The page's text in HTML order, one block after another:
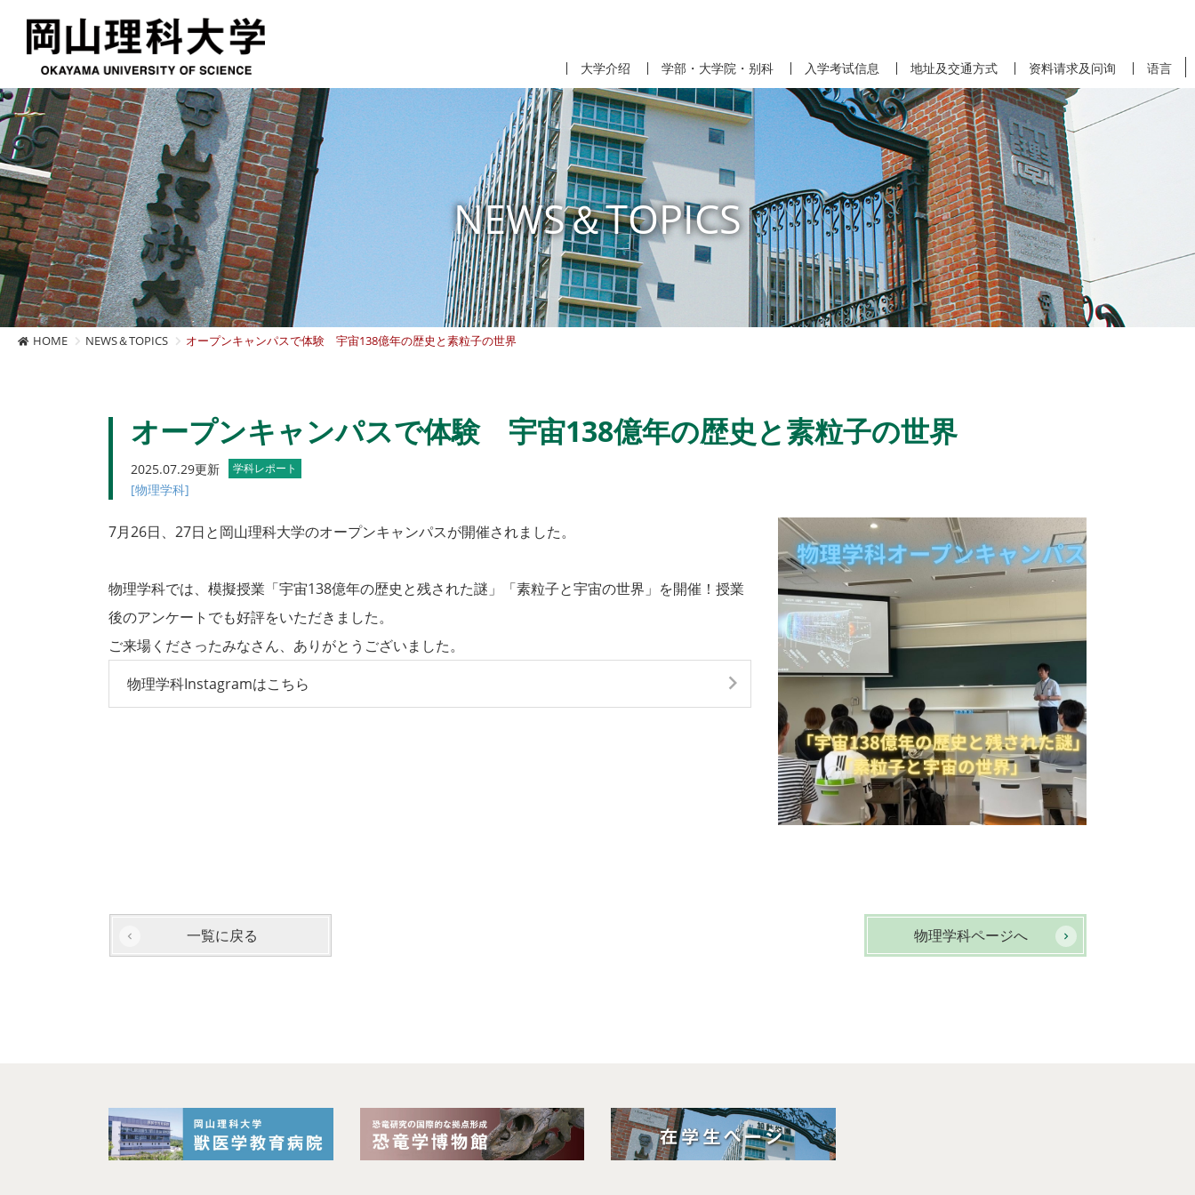
大学介绍 学部・大学院・别科 入学考试信息 地址及交通方式 资料请求及问询 语言
NEWS＆TOPICS
HOME NEWS＆TOPICS オープンキャンパスで体験 宇宙138億年の歴史と素粒子の世界
オープンキャンパスで体験 宇宙138億年の歴史と素粒子の世界
2025.07.29更新 学科レポート
[物理学科]
7月26日、27日と岡山理科大学のオープンキャンパスが開催されました。
物理学科では、模擬授業「宇宙138億年の歴史と残された謎」「素粒子と宇宙の世界」を開催！授業
後のアンケートでも好評をいただきました。
ご来場くださったみなさん、ありがとうございました。
物理学科Instagramはこちら
物理学科ページへ
一覧に戻る